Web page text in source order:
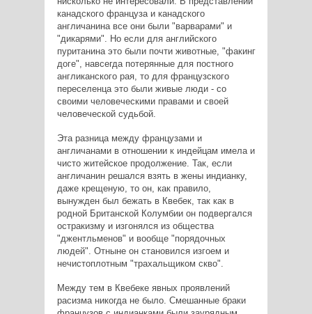
канадского француза и канадского
англичанина все они были "варварами" и
"дикарями". Но если для английского
пуританина это были почти животные, "факинг
доге", навсегда потерянные для постного
англиканского рая, то для французского
переселенца это были живые люди - со
своими человеческими правами и своей
человеческой судьбой.
Эта разница между французами и
англичанами в отношении к индейцам имела и
чисто житейское продолжение. Так, если
англичанин решался взять в жены индианку,
даже крещеную, то он, как правило,
вынужден был бежать в Квебек, так как в
родной Британской Колумбии он подвергался
остракизму и изгонялся из общества
"джентльменов" и вообще "порядочных
людей". Отныне он становился изгоем и
нечистоплотным "трахальщиком скво".
Между тем в Квебеке явных проявлений
расизма никогда не было. Смешанные браки